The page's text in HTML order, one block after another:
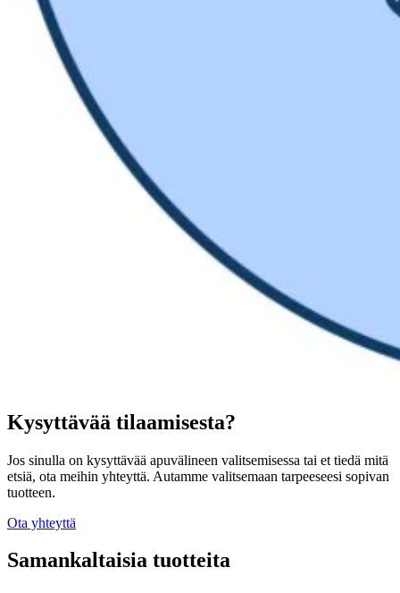
Kysyttävää tilaamisesta?
Jos sinulla on kysyttävää apuvälineen valitsemisessa tai et tiedä mitä
etsiä, ota meihin yhteyttä. Autamme valitsemaan tarpeeseesi sopivan
tuotteen.
Ota yhteyttä
Samankaltaisia tuotteita